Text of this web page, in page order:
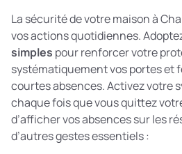
La sécurité de votre maison à
vos actions quotidiennes.
simples pour renforcer votre
systématiquement vos portes et
courtes absences. Activez votre
chaque fois que vous quittez
d’afficher vos absences sur les
d’autres gestes essentiels :